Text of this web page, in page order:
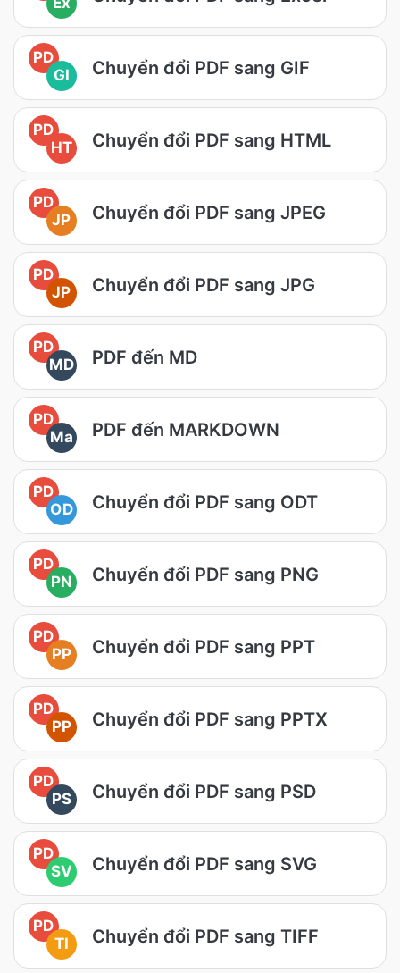
PD
GI
Chuyển đổi PDF sang GIF
PD
HT
Chuyển đổi PDF sang HTML
PD
JP
Chuyển đổi PDF sang JPEG
PD
JP
Chuyển đổi PDF sang JPG
PD
MD
PDF đến MD
PD
Ma
PDF đến MARKDOWN
PD
OD
Chuyển đổi PDF sang ODT
PD
PN
Chuyển đổi PDF sang PNG
PD
PP
Chuyển đổi PDF sang PPT
PD
PP
Chuyển đổi PDF sang PPTX
PD
PS
Chuyển đổi PDF sang PSD
PD
SV
Chuyển đổi PDF sang SVG
PD
TI
Chuyển đổi PDF sang TIFF